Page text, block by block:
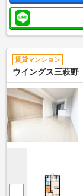
賃貸マンション
ウイングス三萩野